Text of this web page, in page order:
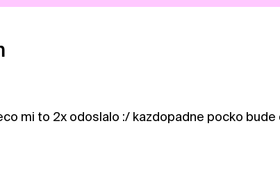
mi to 2x odoslalo :/ kazdopadne pocko